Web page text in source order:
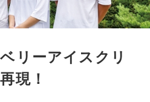
リーアイスクリ
現！